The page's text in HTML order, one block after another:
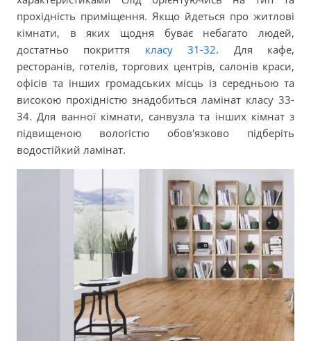
прохідність приміщення. Якщо йдеться про житлові
кімнати, в яких щодня буває небагато людей,
достатньо покриття класу 31-32. Для кафе,
ресторанів, готелів, торгових центрів, салонів краси,
офісів та інших громадських місць із середньою та
високою прохідністю знадобиться ламінат класу 33-
34. Для ванної кімнати, санвузла та інших кімнат з
підвищеною вологістю обов'язково підберіть
водостійкий ламінат.